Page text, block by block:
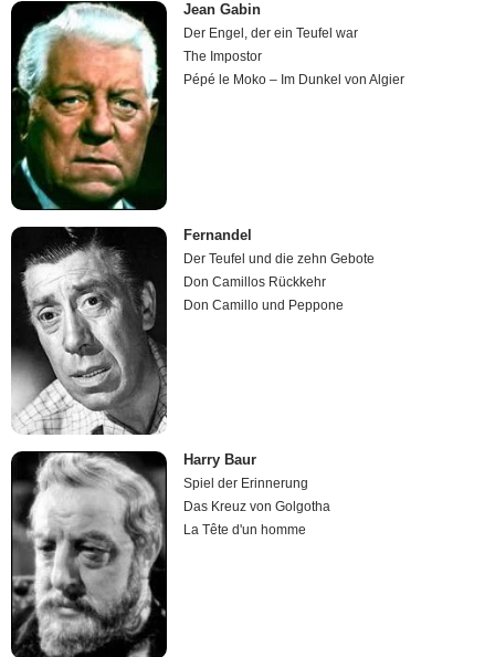
Jean Gabin
Der Engel, der ein Teufel war
The Impostor
Pépé le Moko – Im Dunkel von Algier
Fernandel
Der Teufel und die zehn Gebote
Don Camillos Rückkehr
Don Camillo und Peppone
Harry Baur
Spiel der Erinnerung
Das Kreuz von Golgotha
La Tête d'un homme